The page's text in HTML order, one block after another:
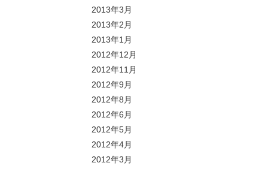
2013年3月
2013年2月
2013年1月
2012年12月
2012年11月
2012年9月
2012年8月
2012年6月
2012年5月
2012年4月
2012年3月